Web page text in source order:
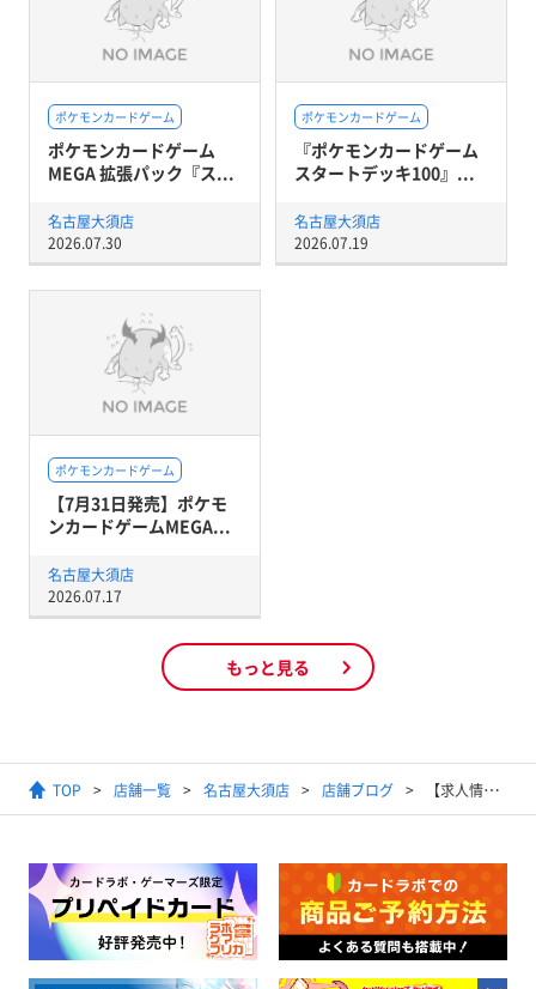
ポケモンカードゲーム
ポケモンカードゲーム
MEGA 拡張パック『ス...
名古屋大須店
2026.07.30
ポケモンカードゲーム
『ポケモンカードゲーム
スタートデッキ100』...
名古屋大須店
2026.07.19
ポケモンカードゲーム
【7月31日発売】ポケモ
ンカードゲームMEGA...
名古屋大須店
2026.07.17
もっと見る
TOP 店舗一覧 名古屋大須店 店舗ブログ 【求人情報】名古屋大須店、来春に向け新規スタッフ超募集！